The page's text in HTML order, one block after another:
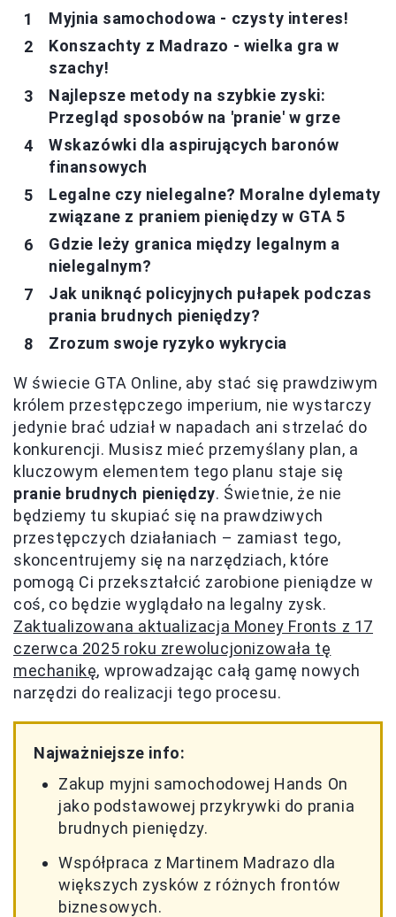
Myjnia samochodowa - czysty interes!
Konszachty z Madrazo - wielka gra w
szachy!
Najlepsze metody na szybkie zyski:
Przegląd sposobów na 'pranie' w grze
Wskazówki dla aspirujących baronów
finansowych
Legalne czy nielegalne? Moralne dylematy
związane z praniem pieniędzy w GTA 5
Gdzie leży granica między legalnym a
nielegalnym?
Jak uniknąć policyjnych pułapek podczas
prania brudnych pieniędzy?
Zrozum swoje ryzyko wykrycia
W świecie GTA Online, aby stać się prawdziwym
królem przestępczego imperium, nie wystarczy
jedynie brać udział w napadach ani strzelać do
konkurencji. Musisz mieć przemyślany plan, a
kluczowym elementem tego planu staje się
pranie brudnych pieniędzy. Świetnie, że nie
będziemy tu skupiać się na prawdziwych
przestępczych działaniach – zamiast tego,
skoncentrujemy się na narzędziach, które
pomogą Ci przekształcić zarobione pieniądze w
coś, co będzie wyglądało na legalny zysk.
Zaktualizowana aktualizacja Money Fronts z 17
czerwca 2025 roku zrewolucjonizowała tę
mechanikę, wprowadzając całą gamę nowych
narzędzi do realizacji tego procesu.
Najważniejsze info:
Zakup myjni samochodowej Hands On
jako podstawowej przykrywki do prania
brudnych pieniędzy.
Współpraca z Martinem Madrazo dla
większych zysków z różnych frontów
biznesowych.